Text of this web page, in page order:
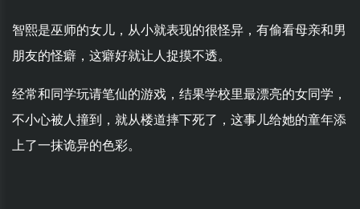
智熙是巫师的女儿，从小就表现的很怪异，有偷看母亲和男
朋友的怪癖，这癖好就让人捉摸不透。
经常和同学玩请笔仙的游戏，结果学校里最漂亮的女同学，
不小心被人撞到，就从楼道摔下死了，这事儿给她的童年添
上了一抹诡异的色彩。